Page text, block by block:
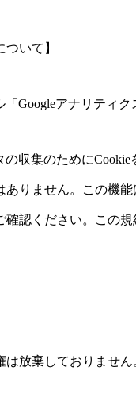
いて】
Googleアナリティク
収集のために
りません。この機
認ください。この
放棄しておりません